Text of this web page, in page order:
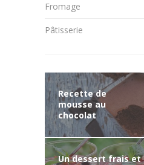
Fromage
Pâtisserie
Recette de
mousse au
chocolat
Un dessert frais et